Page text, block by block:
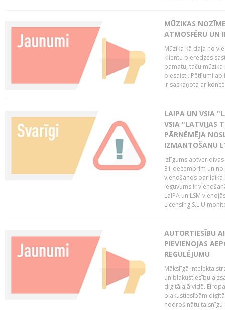
MŪZIKAS
ATMOSFĒRU UN
Mūzika kā daļa no
klientu pieredzes
pamatu, taču
piesaisti. Pētījumi
ir saskaņota ar
LAIPA UN VSIA
VSIA "LATVIJAS
PĀRŅĒMĒJA
IZMANTOŠANU
Izlīgums aptver
31.decembrim un no
vienošanos par
ieguvums ir
LaIPA un LSM
Licensing S.L.U
AUTORTIESĪBU
PIEVIENOJAS
REGULĒJUMU
Mākslīgā intelekta
un blakustiesību
digitālajā vidē.
blakustiesībām
nodrošinātu taisnīgu